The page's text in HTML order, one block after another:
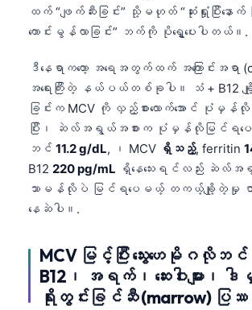
ထက် “ဖျက်ဆီးခြင်း” သို့မဟုတ် “ဆုံးရှုံးပြီးနေ
ကောင်းမွန်လာခြင်း” ဘက်ကို ပိုရွှေ့ပေးပါတယ်။.
ဒီနေရာကတော့ အရေအတွက်ထက် အကြောင်းအရာ
အရေးကြီးတဲ့ နယ်ပယ်တစ်ခုပါ။ သံ + B12 ချို့တဲ့
ခြင်းက MCV ကို လှည့်စားလောက်အောင် ပုံမှန်
ပြီး၊ ဆဲလ်အရွယ်အစားက ပုံမှန်လိုမြင်ရ
ဘင် 11.2 g/dL, ၊ MCV ရှိသည့်, ferritin
B12 220 pg/mL ရှိနေသေးရင်လည်း ဆဲလ်အ
သာမန်လိုပဲ မြင်ရပေမယ့် တကယ့်ချို့တဲ့မှု ဇာ
နေဆဲပါ။.
MCV မြင့်ပြီး သွေးဟေမိုဂလိုဘ
B12၊ အရက်၊ ဆေးဝါးများ၊
ရိုးတွင်းခြင်ဆီ (marrow) ပြဿန
Dansk
Nederlands
हिन्दी
Հայերեն
Íslenska
Српски језик
Svenska
Bosanski
Azərbaycan dili
Eesti
日本語